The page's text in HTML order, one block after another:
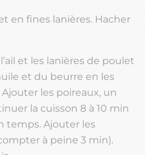
en fines lanières. Hacher
et les lanières de poulet
et du beurre en les
les poireaux, un
la cuisson 8 à 10 min
temps. Ajouter les
à peine 3 min).